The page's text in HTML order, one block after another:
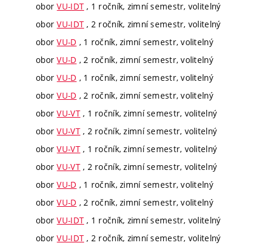
oborVU-IDT , 1 ročník, zimní semestr, volitelný
oborVU-IDT , 2 ročník, zimní semestr, volitelný
oborVU-D , 1 ročník, zimní semestr, volitelný
oborVU-D , 2 ročník, zimní semestr, volitelný
oborVU-D , 1 ročník, zimní semestr, volitelný
oborVU-D , 2 ročník, zimní semestr, volitelný
oborVU-VT, 1 ročník, zimní semestr, volitelný
oborVU-VT, 2 ročník, zimní semestr, volitelný
oborVU-VT, 1 ročník, zimní semestr, volitelný
oborVU-VT, 2 ročník, zimní semestr, volitelný
oborVU-D , 1 ročník, zimní semestr, volitelný
oborVU-D , 2 ročník, zimní semestr, volitelný
oborVU-IDT , 1 ročník, zimní semestr, volitelný
oborVU-IDT , 2 ročník, zimní semestr, volitelný